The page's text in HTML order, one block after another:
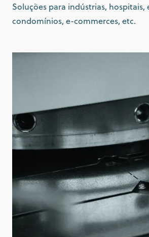
Soluções para indústrias, hospitais,
condomínios, e-commerces, etc.